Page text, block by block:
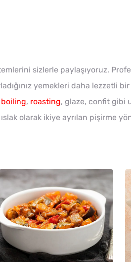
sizlerle paylaşıyoruz.
yemekleri daha lezzetli
boiling, roasting, glaze, confit gibi
olarak ikiye ayrılan pişirme